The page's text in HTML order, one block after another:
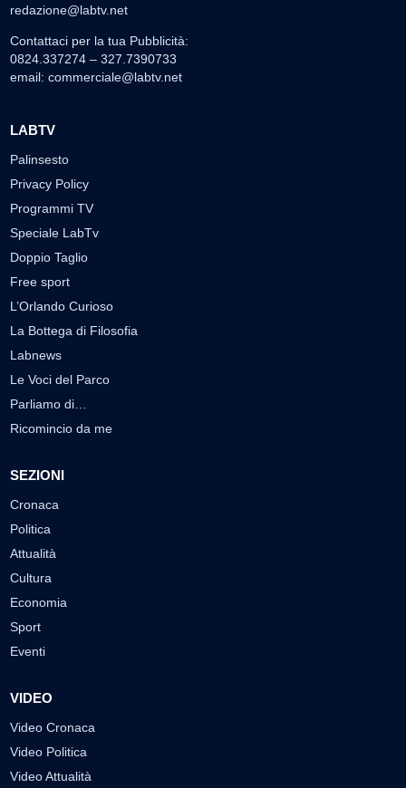
redazione@labtv.net
Contattaci per la tua Pubblicità:
0824.337274 – 327.7390733
email: commerciale@labtv.net
LABTV
Palinsesto
Privacy Policy
Programmi TV
Speciale LabTv
Doppio Taglio
Free sport
L’Orlando Curioso
La Bottega di Filosofia
Labnews
Le Voci del Parco
Parliamo di…
Ricomincio da me
SEZIONI
Cronaca
Politica
Attualità
Cultura
Economia
Sport
Eventi
VIDEO
Video Cronaca
Video Politica
Video Attualità